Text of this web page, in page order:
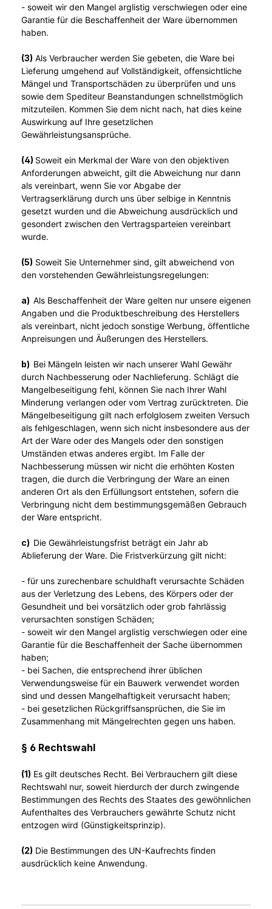
- soweit wir den Mangel arglistig verschwiegen oder eine
Garantie für die Beschaffenheit der Ware übernommen
haben.
(3) Als Verbraucher werden Sie gebeten, die Ware bei
Lieferung umgehend auf Vollständigkeit, offensichtliche
Mängel und Transportschäden zu überprüfen und uns
sowie dem Spediteur Beanstandungen schnellstmöglich
mitzuteilen. Kommen Sie dem nicht nach, hat dies keine
Auswirkung auf Ihre gesetzlichen
Gewährleistungsansprüche.
(4) Soweit ein Merkmal der Ware von den objektiven
Anforderungen abweicht, gilt die Abweichung nur dann
als vereinbart, wenn Sie vor Abgabe der
Vertragserklärung durch uns über selbige in Kenntnis
gesetzt wurden und die Abweichung ausdrücklich und
gesondert zwischen den Vertragsparteien vereinbart
wurde.
(5) Soweit Sie Unternehmer sind, gilt abweichend von
den vorstehenden Gewährleistungsregelungen:
a) Als Beschaffenheit der Ware gelten nur unsere eigenen
Angaben und die Produktbeschreibung des Herstellers
als vereinbart, nicht jedoch sonstige Werbung, öffentliche
Anpreisungen und Äußerungen des Herstellers.
b) Bei Mängeln leisten wir nach unserer Wahl Gewähr
durch Nachbesserung oder Nachlieferung. Schlägt die
Mangelbeseitigung fehl, können Sie nach Ihrer Wahl
Minderung verlangen oder vom Vertrag zurücktreten. Die
Mängelbeseitigung gilt nach erfolglosem zweiten Versuch
als fehlgeschlagen, wenn sich nicht insbesondere aus der
Art der Ware oder des Mangels oder den sonstigen
Umständen etwas anderes ergibt. Im Falle der
Nachbesserung müssen wir nicht die erhöhten Kosten
tragen, die durch die Verbringung der Ware an einen
anderen Ort als den Erfüllungsort entstehen, sofern die
Verbringung nicht dem bestimmungsgemäßen Gebrauch
der Ware entspricht.
c) Die Gewährleistungsfrist beträgt ein Jahr ab
Ablieferung der Ware. Die Fristverkürzung gilt nicht:
- für uns zurechenbare schuldhaft verursachte Schäden
aus der Verletzung des Lebens, des Körpers oder der
Gesundheit und bei vorsätzlich oder grob fahrlässig
verursachten sonstigen Schäden;
- soweit wir den Mangel arglistig verschwiegen oder eine
Garantie für die Beschaffenheit der Sache übernommen
haben;
- bei Sachen, die entsprechend ihrer üblichen
Verwendungsweise für ein Bauwerk verwendet worden
sind und dessen Mangelhaftigkeit verursacht haben;
- bei gesetzlichen Rückgriffsansprüchen, die Sie im
Zusammenhang mit Mängelrechten gegen uns haben.
§ 6 Rechtswahl
(1) Es gilt deutsches Recht. Bei Verbrauchern gilt diese
Rechtswahl nur, soweit hierdurch der durch zwingende
Bestimmungen des Rechts des Staates des gewöhnlichen
Aufenthaltes des Verbrauchers gewährte Schutz nicht
entzogen wird (Günstigkeitsprinzip).
(2) Die Bestimmungen des UN-Kaufrechts finden
ausdrücklich keine Anwendung.